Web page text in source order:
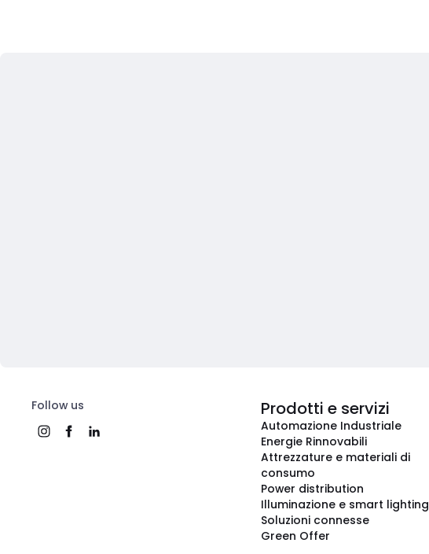
Follow us Prodotti e servizi
Automazione Industriale
Energie Rinnovabili
Attrezzature e materiali di
consumo
Power distribution
Illuminazione e smart lighting
Soluzioni connesse
Green Offer